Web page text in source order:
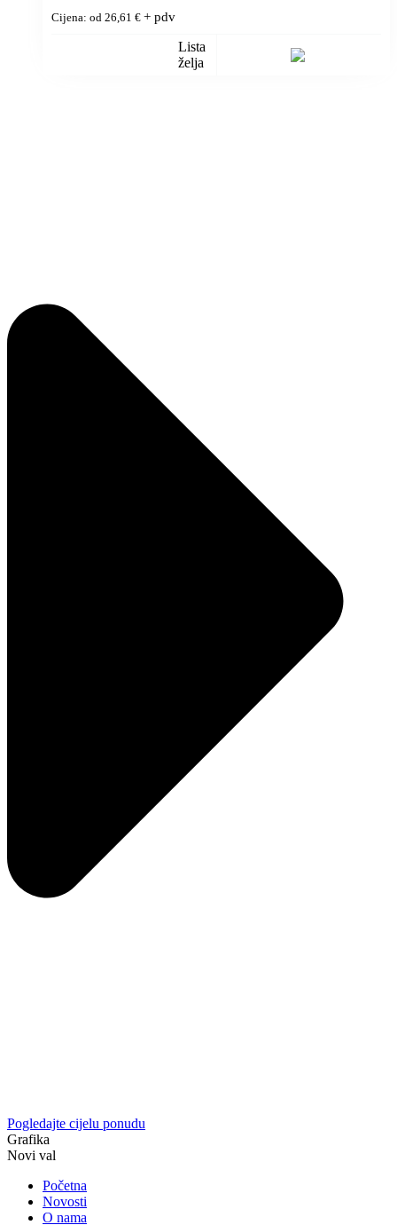
Cijena: od 26,61 € + pdv
Lista
želja
Pogledajte cijelu ponudu
Grafika
Novi val
Početna
Novosti
O nama